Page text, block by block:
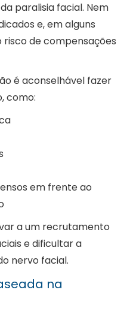
paralisia facial. Nem
e, em alguns
de compensações
é aconselhável fazer
como:
em frente ao
a um recrutamento
e dificultar a
nervo facial.
na